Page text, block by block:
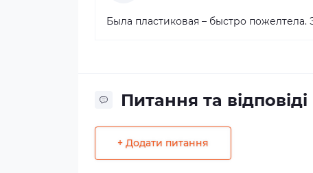
Была пластиковая – быстро пожелтела.
Питання та відповіді
+ Додати питання